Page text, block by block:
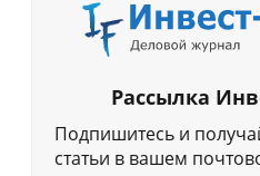
Рассылка
Подпишитесь и
статьи в вашем